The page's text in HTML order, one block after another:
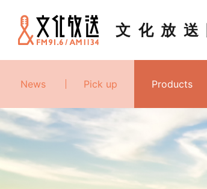
文化放送
News Pick up Products